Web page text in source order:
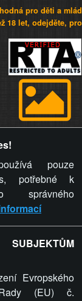
pro děti a
18 let, odejděte,
které se toto
která umístila
důvodu odstranění
výše uvedenou
žádný nárok na
nemajetkové újmy.
- Svět není
ty lidi...
pouze
potřebné k
správného
Evropského
(EU) č.